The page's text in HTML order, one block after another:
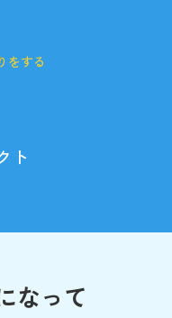
をする
ト
なって